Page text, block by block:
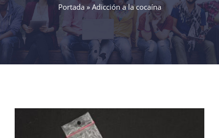
Cursos
Alborán Editores
Portada» Adicción a la cocaína